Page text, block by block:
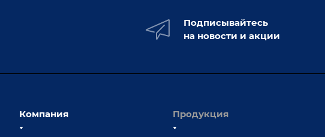
Подписывайтесь
на новости и акции
Компания Продукция